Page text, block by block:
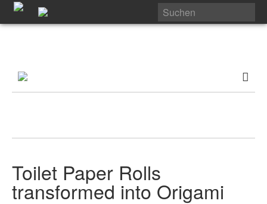
Toilet Paper Rolls
transformed into Origami